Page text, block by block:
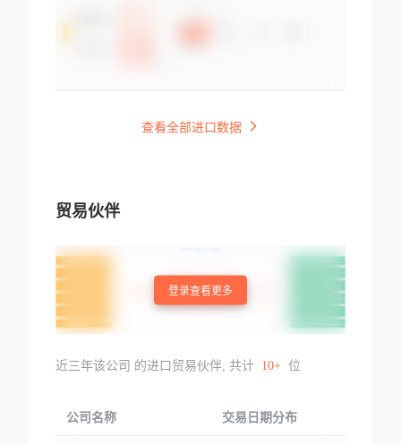
查看全部进口数据
贸易伙伴
登录查看更多
近三年该公司 的进口贸易伙伴, 共计 10+ 位
公司名称 交易日期分布